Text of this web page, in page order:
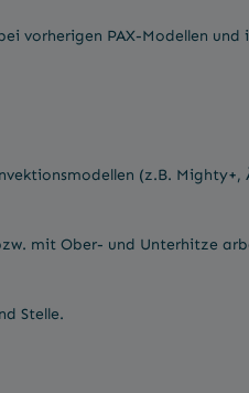
vorherigen PAX-Modellen
(z.B. Mighty+,
mit Ober- und Unterhitze
Stelle.